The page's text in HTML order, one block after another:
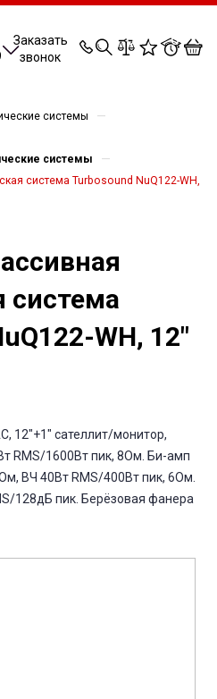
Заказать
звонок
0 0 0 0
системы —
системы —
система Turbosound NuQ122-WH,
система
WH, 12"
12"+1" сателлит/монитор,
RMS/1600Вт пик, 8Ом. Би-амп
ВЧ 40Вт RMS/400Вт пик, 6Ом.
128дБ пик. Берёзовая фанера